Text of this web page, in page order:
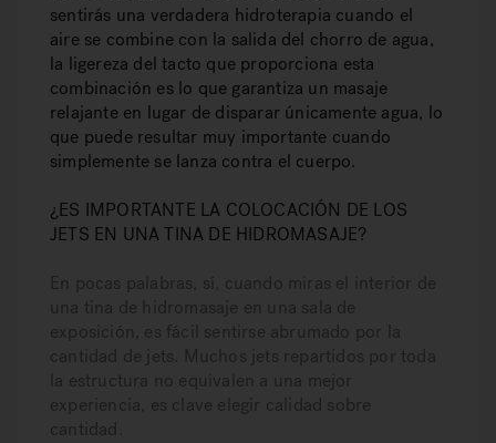
sentirás una verdadera hidroterapia cuando el
aire se combine con la salida del chorro de agua,
la ligereza del tacto que proporciona esta
combinación es lo que garantiza un masaje
relajante en lugar de disparar únicamente agua, lo
que puede resultar muy importante cuando
simplemente se lanza contra el cuerpo.
¿ES IMPORTANTE LA COLOCACIÓN DE LOS
JETS EN UNA TINA DE HIDROMASAJE?
En pocas palabras, sí, cuando miras el interior de
una tina de hidromasaje en una sala de
exposición, es fácil sentirse abrumado por la
cantidad de jets. Muchos jets repartidos por toda
la estructura no equivalen a una mejor
experiencia, es clave elegir calidad sobre
cantidad.